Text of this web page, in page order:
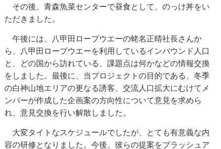
その後、青森魚菜センターで昼食として、のっけ丼をい
ただきました。
午後には、八甲田ロープウエーの蛯名正晴社長さんか
ら、八甲田ロープウエーを利用しているインバウンド人口
と、どの国から訪れている、課題点は何かなどの情報交換
をしました。最後に、当プロジェクトの目的である、冬季
の白神山地エリアの更なる誘客、交流人口拡大にむけてメ
ンバーが作成した企画案の方向性について意見を求めら
れ、意見交換を行い解散しました。
大変タイトなスケジュールでしたが、とても有意義な内
容の研修となりました。今後、彼らの提案をブラッシュア